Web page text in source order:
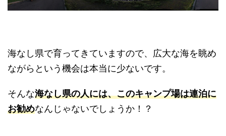
海なし県で育ってきていますので、広大な海を眺め
ながらという機会は本当に少ないです。
そんな海なし県の人には、このキャンプ場は連泊に
お勧めなんじゃないでしょうか！？